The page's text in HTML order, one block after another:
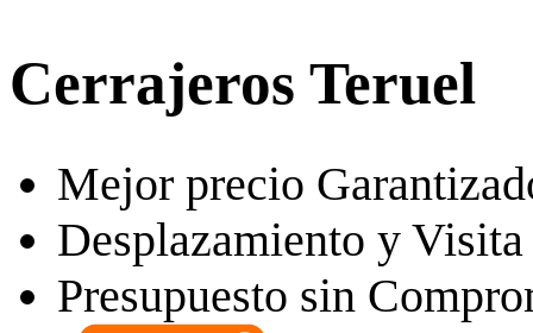
Cerrajeros Teruel
Mejor precio
Desplazamiento y
Presupuesto sin